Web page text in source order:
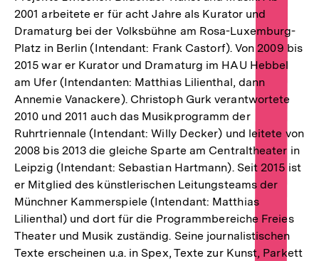
2001 arbeitete er für acht Jahre als Kurator und
Dramaturg bei der Volksbühne am Rosa-Luxemburg-
Platz in Berlin (Intendant: Frank Castorf). Von 2009 bis
2015 war er Kurator und Dramaturg im HAU Hebbel
am Ufer (Intendanten: Matthias Lilienthal, dann
Annemie Vanackere). Christoph Gurk verantwortete
2010 und 2011 auch das Musikprogramm der
Ruhrtriennale (Intendant: Willy Decker) und leitete von
2008 bis 2013 die gleiche Sparte am Centraltheater in
Leipzig (Intendant: Sebastian Hartmann). Seit 2015 ist
er Mitglied des künstlerischen Leitungsteams der
Münchner Kammerspiele (Intendant: Matthias
Lilienthal) und dort für die Programmbereiche Freies
Theater und Musik zuständig. Seine journalistischen
Texte erscheinen u.a. in Spex, Texte zur Kunst, Parkett